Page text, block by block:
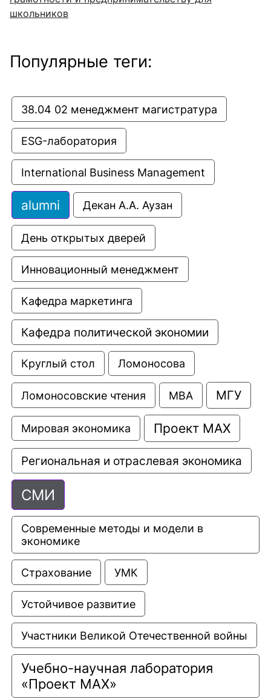
школьников
Популярные теги:
38.04 02 менеджмент магистратура
ESG-лаборатория
International Business Management
alumni Декан А.А. Аузан
День открытых дверей
Инновационный менеджмент
Кафедра маркетинга
Кафедра политической экономии
Круглый стол Ломоносова
Ломоносовские чтения МВА МГУ
Мировая экономика Проект МАХ
Региональная и отраслевая экономика
СМИ
Современные методы и модели в
экономике
Страхование УМК
Устойчивое развитие
Участники Великой Отечественной войны
Учебно-научная лаборатория
«Проект МАХ»